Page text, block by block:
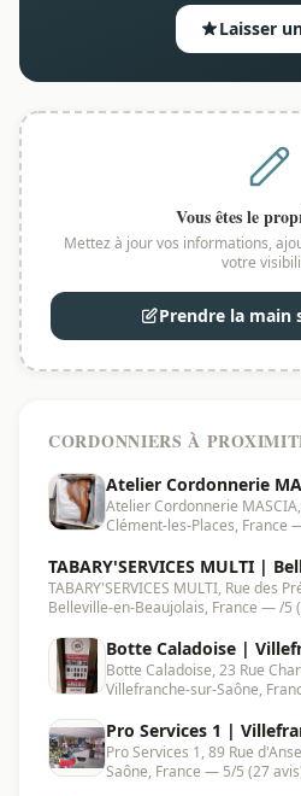
Laisser
Vous êtes le
Mettez à jour vos informations,
votre
Prendre la main
CORDONNIERS À
Atelier Cordonnerie
les-Places - 69930
Atelier Cordonnerie
Clément-les-Places, France
TABARY'SERVICES MULTI |
69220
TABARY'SERVICES MULTI, Rue des
Belleville-en-Beaujolais, France — /5
Botte Caladoise |
69400
Botte Caladoise, 23 Rue
Villefranche-sur-Saône,
Pro Services 1 |
Pro Services 1, 89 Rue
Saône, France — 5/5 (27